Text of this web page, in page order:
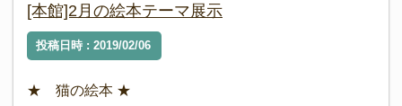
[本館]2月の絵本テーマ展示
投稿日時 : 2019/02/06
★ 猫の絵本 ★